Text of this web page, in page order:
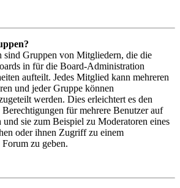
sind Gruppen von Mitgliedern, die die
in für die Board-Administration
aufteilt. Jedes Mitglied kann mehreren
und jeder Gruppe können
werden. Dies erleichtert es den
für mehrere Benutzer auf
und sie zum Beispiel zu Moderatoren eines
oder ihnen Zugriff zu einem
zu geben.